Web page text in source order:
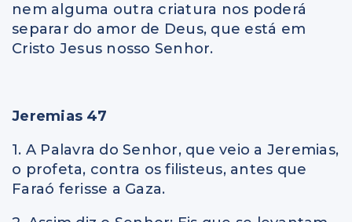
nem alguma outra criatura nos poderá
separar do amor de Deus, que está em
Cristo Jesus nosso Senhor.
Jeremias 47
1. A Palavra do Senhor, que veio a Jeremias,
o profeta, contra os filisteus, antes que
Faraó ferisse a Gaza.